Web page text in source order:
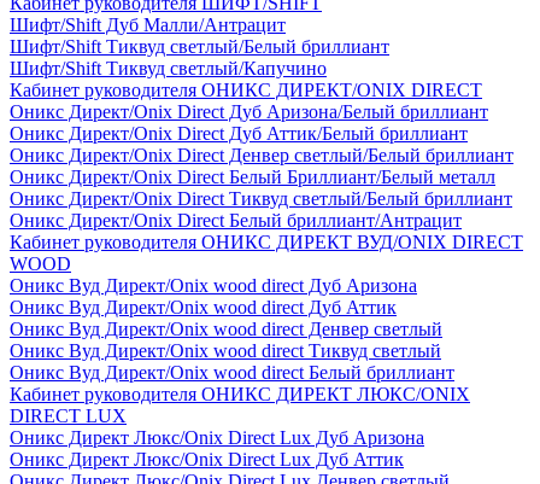
Шифт/Shift Дуб Малли/Антрацит
Шифт/Shift Тиквуд светлый/Белый бриллиант
Шифт/Shift Тиквуд светлый/Капучино
Кабинет руководителя ОНИКС ДИРЕКТ/ONIX DIRECT
Оникс Директ/Onix Direct Дуб Аризона/Белый бриллиант
Оникс Директ/Onix Direct Дуб Аттик/Белый бриллиант
Оникс Директ/Onix Direct Денвер светлый/Белый бриллиант
Оникс Директ/Onix Direct Белый Бриллиант/Белый металл
Оникс Директ/Onix Direct Тиквуд светлый/Белый бриллиант
Оникс Директ/Onix Direct Белый бриллиант/Антрацит
Кабинет руководителя ОНИКС ДИРЕКТ ВУД/ONIX DIRECT
WOOD
Оникс Вуд Директ/Onix wood direct Дуб Аризона
Оникс Вуд Директ/Onix wood direct Дуб Аттик
Оникс Вуд Директ/Onix wood direct Денвер светлый
Оникс Вуд Директ/Onix wood direct Тиквуд светлый
Оникс Вуд Директ/Onix wood direct Белый бриллиант
Кабинет руководителя ОНИКС ДИРЕКТ ЛЮКС/ONIX
DIRECT LUX
Оникс Директ Люкс/Onix Direct Lux Дуб Аризона
Оникс Директ Люкс/Onix Direct Lux Дуб Аттик